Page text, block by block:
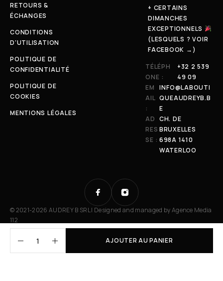
AJOUTER AU PANIER
RETOURS &
ÉCHANGES
CONDITIONS
D'UTILISATION
POLITIQUE DE
CONFIDENTIALITÉ
POLITIQUE DE
COOKIES
MENTIONS LÉGALES
+ CERTAINS
DIMANCHES
EXCEPTIONNELS
(LESQUELS ? VOIR
FACEBOOK →)
TÉLÉPH
ONE :
+32 2 539
49 09
EM
AIL
:
INFO@LABOUTI
QUEAUDREYB.B
E
AD
RES
SE :
CH. DE
BRUXELLES
698A 1410
WATERLOO
© 2021-2026 AUDREY B SRL | Designed and managed byAgence Media
112